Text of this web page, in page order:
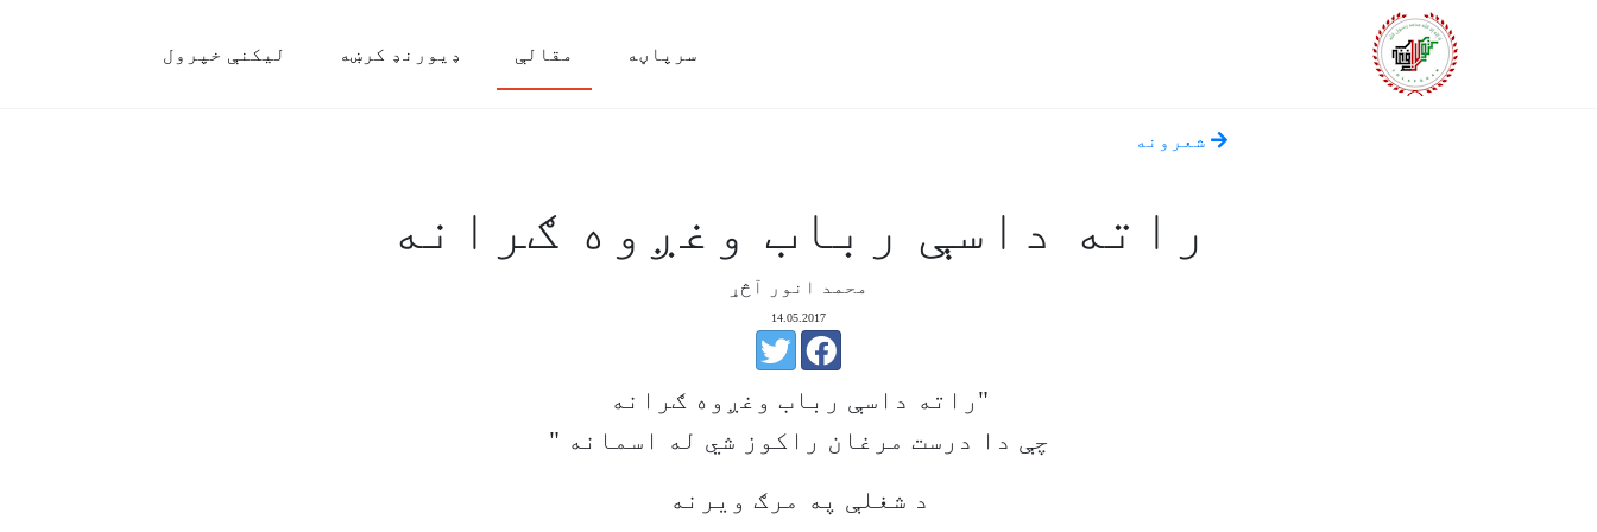
سرپاڼه مقالې ډیورنډ کرښه لیکنې خپرول
شعرونه
راته داسې رباب وغږوه ګرانه
محمد انور آڅړ
14.05.2017
"راته داسې رباب وغږوه ګرانه
چې دا درست مرغان راکوز شي له اسمانه "
د شغلې په مرګ ويرنه